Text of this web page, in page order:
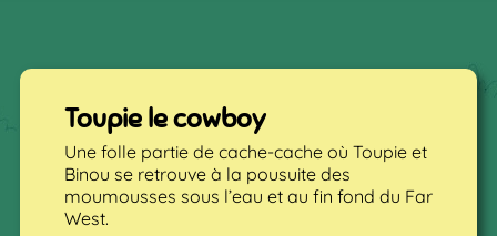
Toupie le cowboy
Une folle partie de cache-cache où Toupie et
Binou se retrouve à la pousuite des
moumousses sous l’eau et au fin fond du Far
West.